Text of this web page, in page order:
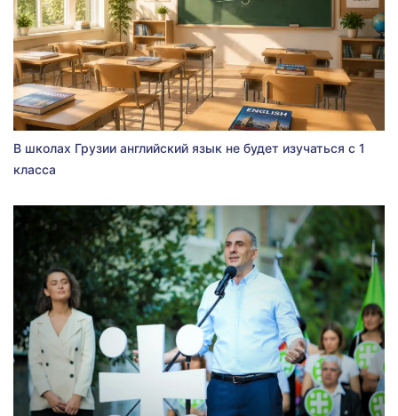
В школах Грузии английский язык не будет изучаться с 1
класса